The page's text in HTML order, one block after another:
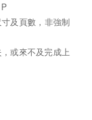
及頁數，非強制
或來不及完成上